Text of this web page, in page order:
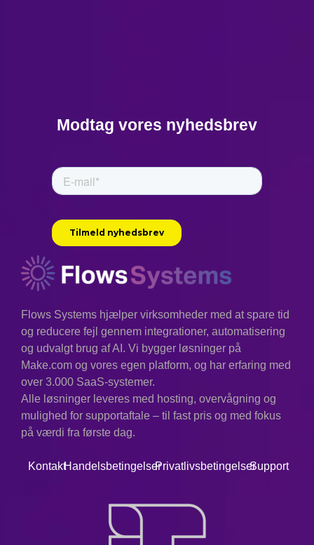
Modtag vores nyhedsbrev
Flows Systems hjælper virksomheder med at spare tid
og reducere fejl gennem integrationer, automatisering
og udvalgt brug af AI. Vi bygger løsninger på
Make.com og vores egen platform, og har erfaring med
over 3.000 SaaS-systemer.
Alle løsninger leveres med hosting, overvågning og
mulighed for supportaftale – til fast pris og med fokus
på værdi fra første dag.
KontaktHandelsbetingelserPrivatlivsbetingelserSupport